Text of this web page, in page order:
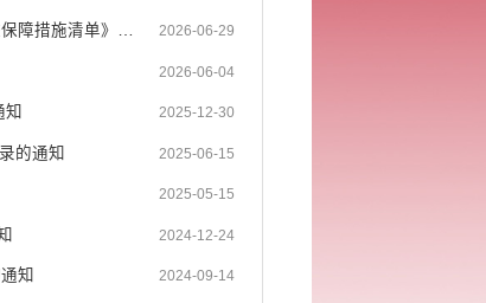
蒙自市人民政府办公室 蒙自市人民武装部军事科关于印发《蒙自市基干民兵权益保障措施清单》的... 2026-06-29
2026-06-04
知 2025-12-30
的通知 2025-06-15
2025-05-15
2024-12-24
知 2024-09-14